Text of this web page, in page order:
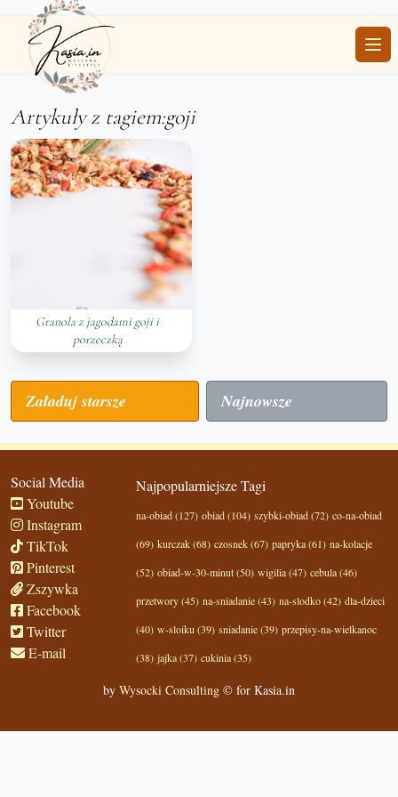
Artykuły z tagiem:goji
Granola z jagodami goji i
porzeczką
Załaduj starsze Najnowsze
Social Media
Youtube
Instagram
TikTok
Pinterest
Zszywka
Facebook
Twitter
E-mail
Najpopularniejsze Tagi
na-obiad (127) obiad (104) szybki-obiad (72) co-na-obiad
(69) kurczak (68) czosnek (67) papryka (61) na-kolacje
(52) obiad-w-30-minut (50) wigilia (47) cebula (46)
przetwory (45) na-sniadanie (43) na-slodko (42) dla-dzieci
(40) w-sloiku (39) sniadanie (39) przepisy-na-wielkanoc
(38) jajka (37) cukinia (35)
by Wysocki Consulting© for Kasia.in